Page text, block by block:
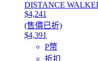
DISTANCE
$4,241
(售價已折)
$4,391
P幣
折扣